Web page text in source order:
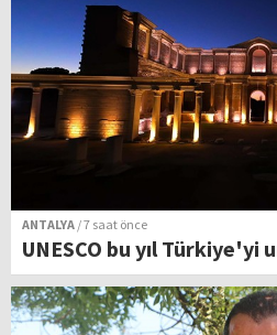
ANTALYA / 7 saat önce
UNESCO bu yıl Türkiye'yi